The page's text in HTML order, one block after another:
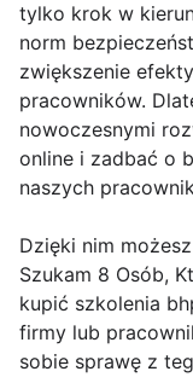
tylko krok w
norm
zwiększenie
pracowników.
nowoczesnymi
online i zadbać o
naszych
Dzięki nim
Szukam 8 Osób,
kupić szkolenia
firmy lub
sobie sprawę z